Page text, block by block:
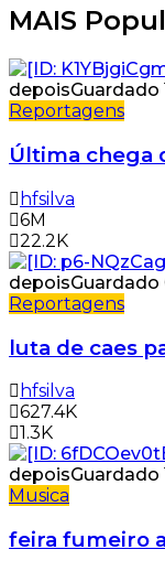
MAIS
depoisGuardado
Reportagens
Última chega
hfsilva
6M
22.2K
depoisGuardado
Reportagens
luta de caes
hfsilva
627.4K
1.3K
depoisGuardado
Musica
feira fumeiro